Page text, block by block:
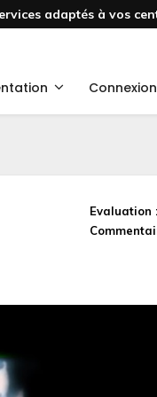
adaptés à vos
Connexion
Evaluation :